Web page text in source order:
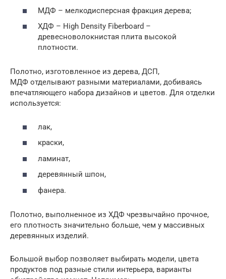
МДФ – мелкодисперсная фракция дерева;
ХДФ – High Density Fiberboard –
древесноволокнистая плита высокой
плотности.
Полотно, изготовленное из дерева, ДСП,
МДФ отделывают разными материалами, добиваясь
впечатляющего набора дизайнов и цветов. Для отделки
используется:
лак,
краски,
ламинат,
деревянный шпон,
фанера.
Полотно, выполненное из ХДФ чрезвычайно прочное,
его плотность значительно больше, чем у массивных
деревянных изделий.
Большой выбор позволяет выбирать модели, цвета
продуктов под разные стили интерьера, варианты